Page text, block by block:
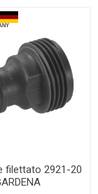
filettato 2921-20